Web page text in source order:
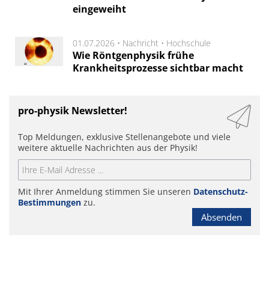
eingeweiht
01.07.2026 • Nachricht • Hochschule
Wie Röntgenphysik frühe
Krankheitsprozesse sichtbar macht
pro-physik Newsletter!
Top Meldungen, exklusive Stellenangebote und viele
weitere aktuelle Nachrichten aus der Physik!
Mit Ihrer Anmeldung stimmen Sie unseren Datenschutz-
Bestimmungen zu.
Absenden